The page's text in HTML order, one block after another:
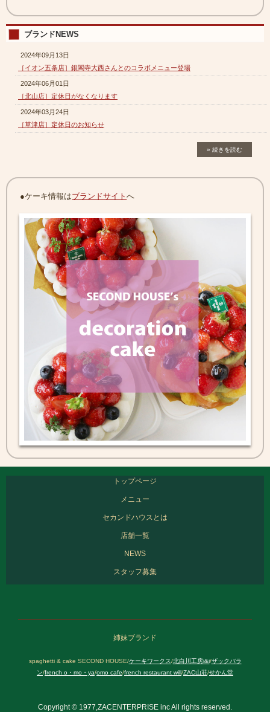
ブランドNEWS
2024年09月13日
［イオン五条店］銀閣寺大西さんとのコラボメニュー登場
2024年06月01日
［北山店］定休日がなくなります
2024年03月24日
［草津店］定休日のお知らせ
» 続きを読む
●ケーキ情報はブランドサイトへ
トップページ
メニュー
セカンドハウスとは
店舗一覧
NEWS
スタッフ募集
姉妹ブランド
spaghetti & cake SECOND HOUSE/ケーキワークス/北白川工房i&i/ザックバラ
ン/french o・mo・ya/omo cafe/french restaurant will/ZAC山荘/せかん堂
Copyright © 1977,ZACENTERPRISE inc All rights reserved.